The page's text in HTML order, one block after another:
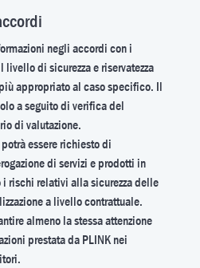
negli accordi con i
di sicurezza e riservatezza
appropriato al caso specifico. Il
a seguito di verifica del
di valutazione.
essere richiesto di
di servizi e prodotti in
rischi relativi alla sicurezza delle
a livello contrattuale.
almeno la stessa attenzione
prestata da PLINK nei